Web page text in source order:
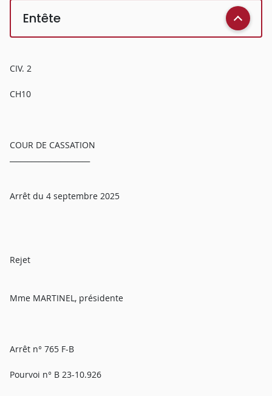
Entête
CIV. 2
CH10
COUR DE CASSATION
Arrêt du 4 septembre 2025
Rejet
Mme MARTINEL, présidente
Arrêt n° 765 F-B
Pourvoi n° B 23-10.926